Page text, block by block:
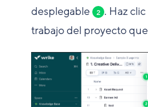
desplegable
2 . Haz
trabajo del proyecto